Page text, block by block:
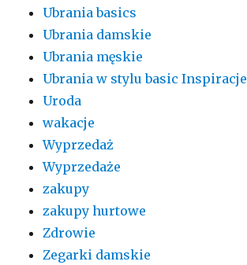
Ubrania basics
Ubrania damskie
Ubrania męskie
Ubrania w stylu basic Inspiracje
Uroda
wakacje
Wyprzedaż
Wyprzedaże
zakupy
zakupy hurtowe
Zdrowie
Zegarki damskie